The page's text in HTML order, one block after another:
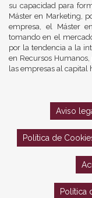
su capacidad para
Máster en Marketing,
empresa, el Máster
tomando en el
por la tendencia a la
en Recursos
las empresas al capital
Aviso
Política de
Política